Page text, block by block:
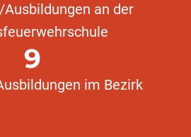
an der
9
im Bezirk